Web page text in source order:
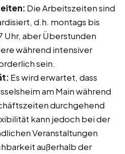
Die Arbeitszeiten sind
d.h. montags bis
Uhr, aber Überstunden
während intensiver
sein.
Es wird erwartet, dass
am Main während
durchgehend
kann jedoch bei der
Veranstaltungen
außerhalb der